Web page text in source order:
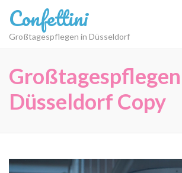
Inhalt
springen
Confettini
Großtagespflegen in Düsseldorf
Großtagespflegen
Düsseldorf Copy